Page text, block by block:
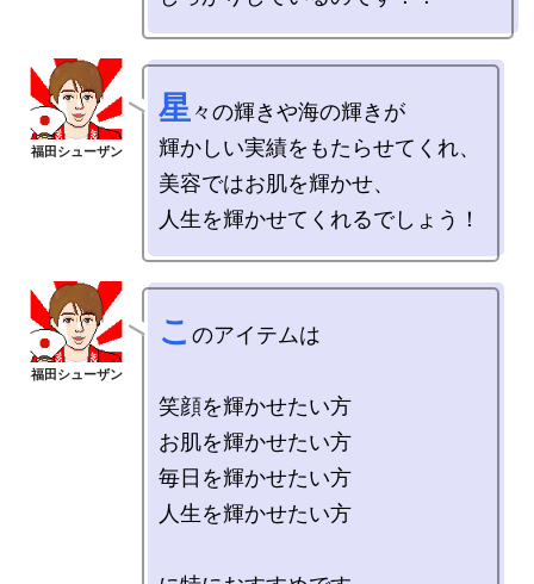
星々の輝きや海の輝きが
輝かしい実績をもたらせてくれ、
美容ではお肌を輝かせ、
こ のアイテムは
笑顔を輝かせたい方
お肌を輝かせたい方
毎日を輝かせたい方
人生を輝かせたい方